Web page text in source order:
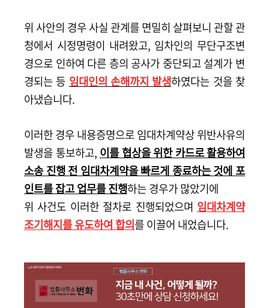
위 사안의 경우 사실 관계를 면밀히 살펴보니 관할 관
청에서 시정명령이 내려왔고, 임차인의 무단구조변
경으로 인하여 다른 층의 공사가 중단되고 설계가 변
경되는 등 임대인의 손해까지 발생하였다는 것을 찾
아냈습니다.
이러한 경우 내용증명으로 임대차계약상 위반사유의
발생을 통보하고, 이를 협상을 위한 카드로 활용하여
소송 진행 전 임대차계약을 빠르게 종료하는 것에 포
인트를 잡고 업무를 진행하는 경우가 많았기에
위 사건도 이러한 절차로 진행되었으며 임대차계약
조기해지를 유도하여 합의를 이끌어 내었습니다.